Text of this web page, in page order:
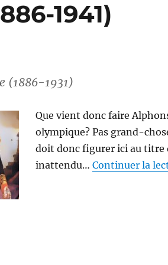
1941)
(1886-1931)
Que vient donc faire
olympique? Pas grand-
doit donc figurer ici au titre
inattendu…Continuer la